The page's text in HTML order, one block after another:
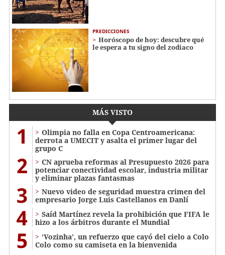
PREDICCIONES
Horóscopo de hoy: descubre qué
le espera a tu signo del zodiaco
MÁS VISTO
1
Olimpia no falla en Copa Centroamericana:
derrota a UMECIT y asalta el primer lugar del
grupo C
2
CN aprueba reformas al Presupuesto 2026 para
potenciar conectividad escolar, industria militar
y eliminar plazas fantasmas
3
Nuevo video de seguridad muestra crimen del
empresario Jorge Luis Castellanos en Danlí
4
Saíd Martínez revela la prohibición que FIFA le
hizo a los árbitros durante el Mundial
5
‘Vozinha’, un refuerzo que cayó del cielo a Colo
Colo como su camiseta en la bienvenida